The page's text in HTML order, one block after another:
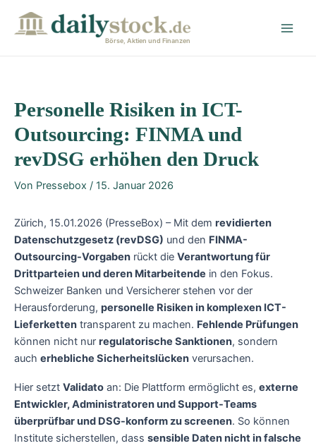
Börse, Aktien und Finanzen
Personelle Risiken in ICT-
Outsourcing: FINMA und
revDSG erhöhen den Druck
Von Pressebox / 15. Januar 2026
Zürich, 15.01.2026 (PresseBox) – Mit dem revidierten
Datenschutzgesetz (revDSG) und den FINMA-
Outsourcing-Vorgaben rückt die Verantwortung für
Drittparteien und deren Mitarbeitende in den Fokus.
Schweizer Banken und Versicherer stehen vor der
Herausforderung, personelle Risiken in komplexen ICT-
Lieferketten transparent zu machen. Fehlende Prüfungen
können nicht nur regulatorische Sanktionen, sondern
auch erhebliche Sicherheitslücken verursachen.
Hier setzt Validato an: Die Plattform ermöglicht es, externe
Entwickler, Administratoren und Support-Teams
überprüfbar und DSG-konform zu screenen. So können
Institute sicherstellen, dass sensible Daten nicht in falsche